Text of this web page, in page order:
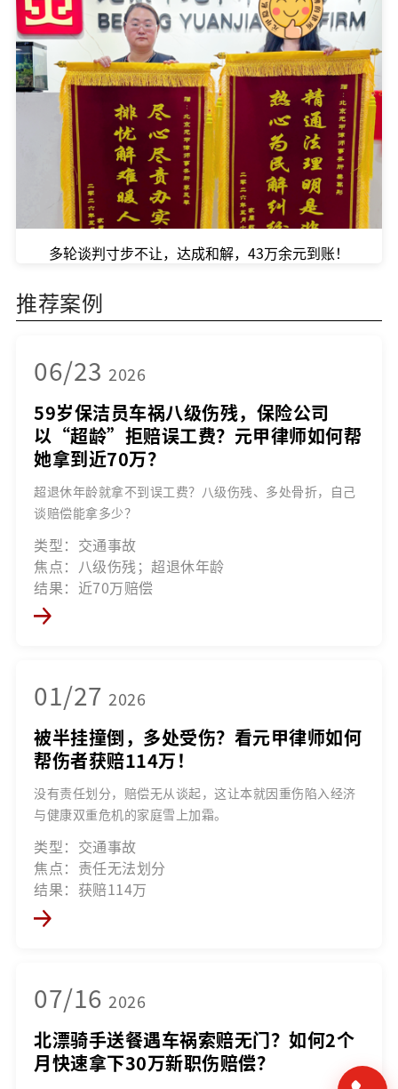
多轮谈判寸步不让，达成和解，43万余元到账！
推荐案例
06/23 2026
59岁保洁员车祸八级伤残，保险公司
以“超龄”拒赔误工费？元甲律师如何帮
她拿到近70万？
超退休年龄就拿不到误工费？八级伤残、多处骨折，自己
谈赔偿能拿多少？
类型：交通事故
焦点：八级伤残；超退休年龄
结果：近70万赔偿
01/27 2026
被半挂撞倒，多处受伤？看元甲律师如何
帮伤者获赔114万！
没有责任划分，赔偿无从谈起，这让本就因重伤陷入经济
与健康双重危机的家庭雪上加霜。
类型：交通事故
焦点：责任无法划分
结果：获赔114万
07/16 2026
北漂骑手送餐遇车祸索赔无门？如何2个
月快速拿下30万新职伤赔偿？